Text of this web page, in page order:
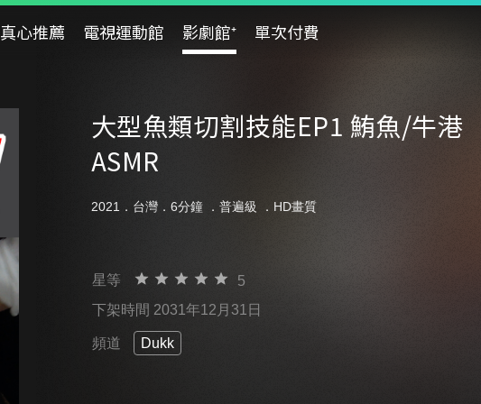
真心推薦 電視運動館 影劇館⁺ 單次付費
大型魚類切割技能EP1 鮪魚/牛港
ASMR
2021．台灣．6分鐘 ． 普遍級 ．HD畫質
星等
5
下架時間 2031年12月31日
頻道 Dukk